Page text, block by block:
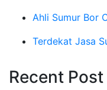
Ahli Sumur Bor
Terdekat Jasa
Recent Post